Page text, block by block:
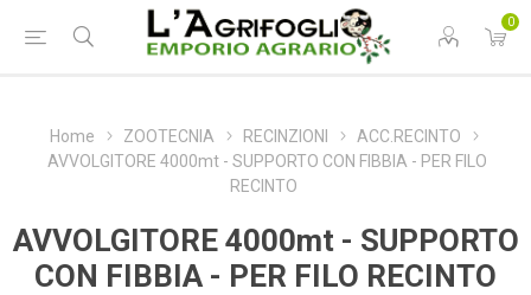
0
Home ZOOTECNIA RECINZIONI
ACC.RECINTO
AVVOLGITORE 4000mt - SUPPORTO CON FIBBIA - PER FILO
RECINTO
AVVOLGITORE 4000mt - SUPPORTO
CON FIBBIA - PER FILO RECINTO